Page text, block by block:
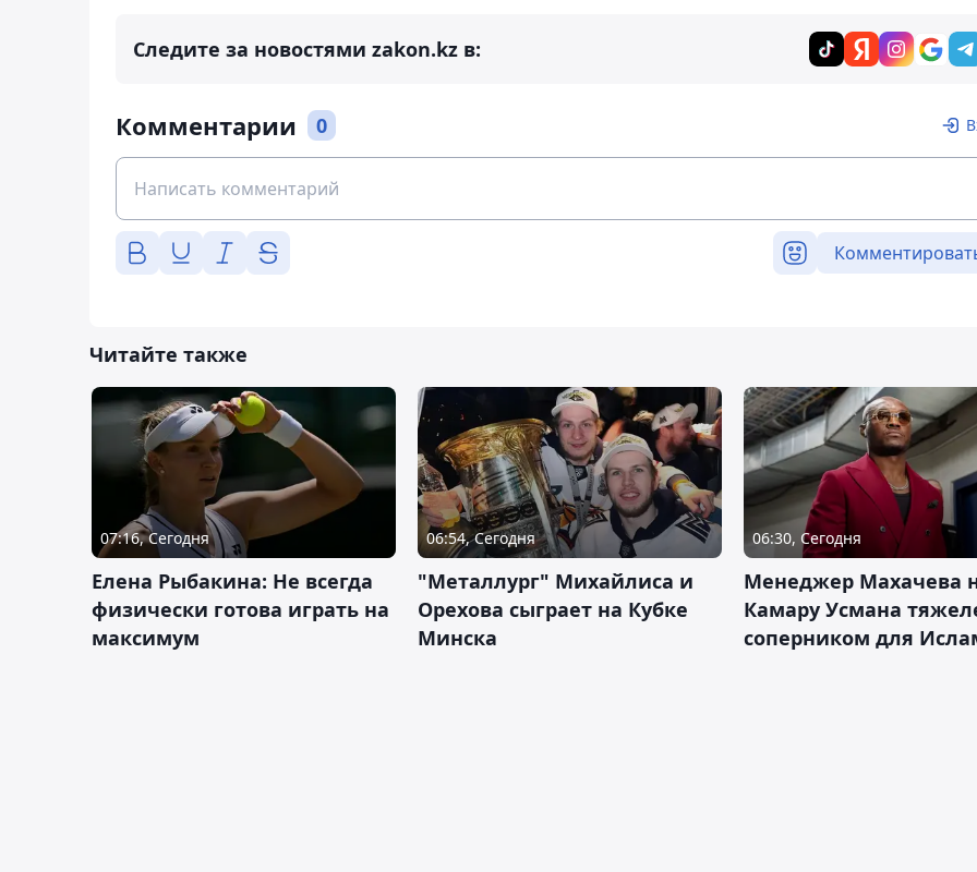
Следите за новостями zakon.kz в:
Комментарии 0
Читайте также
07:16, Сегодня
Елена Рыбакина: Не всегда
физически готова играть на
максимум
06:54, Сегодня
"Металлург" Михайлиса и
Орехова сыграет на Кубке
Минска
06:30, Сегодня
Менеджер Махачева
Камару Усмана
соперником для